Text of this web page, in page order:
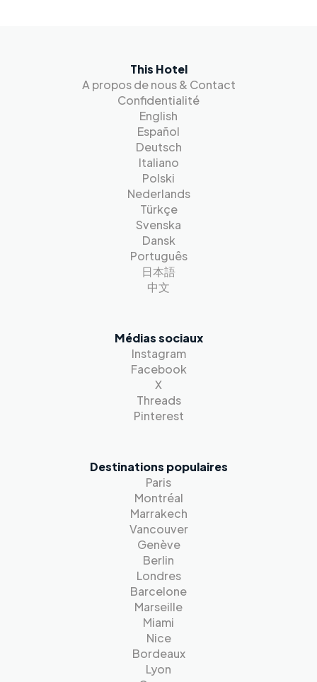
This Hotel
A propos de nous & Contact
Confidentialité
English
Español
Deutsch
Italiano
Polski
Nederlands
Türkçe
Svenska
Dansk
Português
日本語
中文
Médias sociaux
Instagram
Facebook
X
Threads
Pinterest
Destinations populaires
Paris
Montréal
Marrakech
Vancouver
Genève
Berlin
Londres
Barcelone
Marseille
Miami
Nice
Bordeaux
Lyon